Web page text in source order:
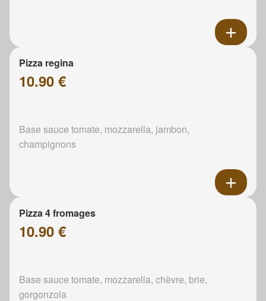
Pizza regina
10.90 €
Base sauce tomate, mozzarella, jambon,
champignons
Pizza 4 fromages
10.90 €
Base sauce tomate, mozzarella, chèvre, brie,
gorgonzola